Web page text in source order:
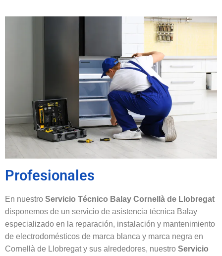
Profesionales
En nuestro Servicio Técnico Balay Cornellà de Llobregat
disponemos de un servicio de asistencia técnica Balay
especializado en la reparación, instalación y mantenimiento
de electrodomésticos de marca blanca y marca negra en
Cornellà de Llobregat y sus alrededores, nuestro Servicio